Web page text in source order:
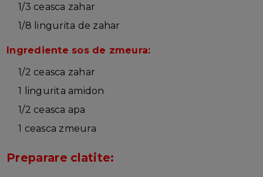
1/3 ceasca zahar
1/8 lingurita de zahar
Ingrediente sos de zmeura:
1/2 ceasca zahar
1 lingurita amidon
1/2 ceasca apa
1 ceasca zmeura
Preparare clatite: